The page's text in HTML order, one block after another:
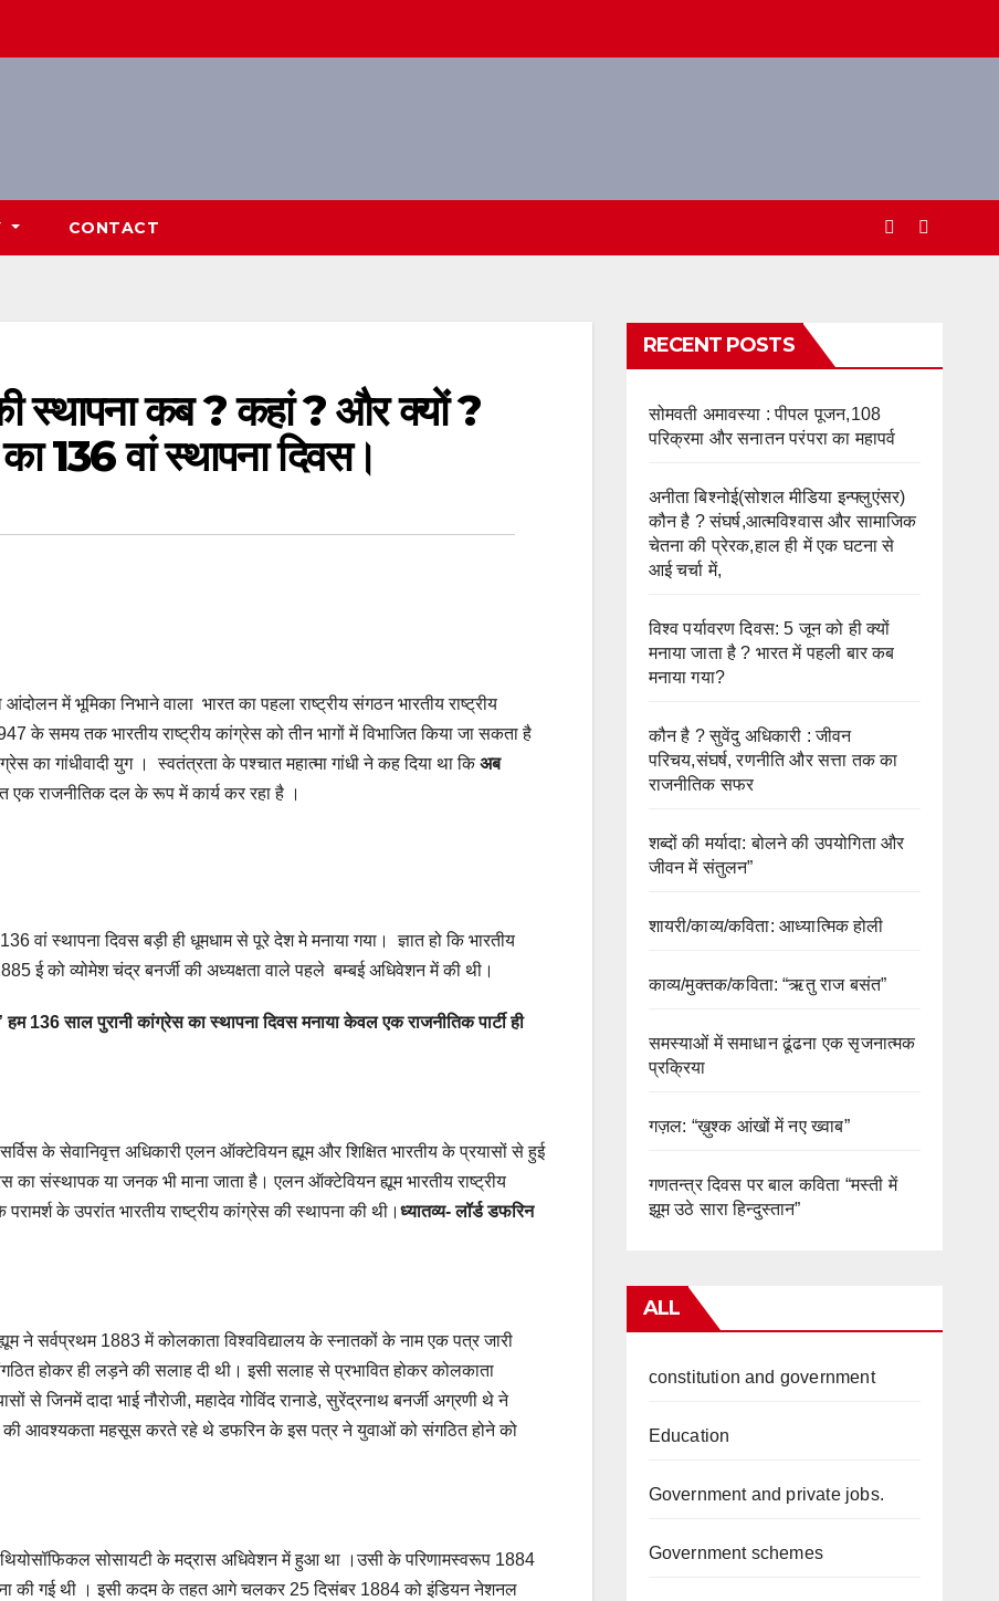
CONTACT
स्थापना कब ? कहां ? और क्यों ?
136 वां स्थापना दिवस।
में भूमिका निभाने वाला भारत का पहला राष्ट्रीय संगठन भारतीय राष्ट्रीय
के समय तक भारतीय राष्ट्रीय कांग्रेस को तीन भागों में विभाजित किया जा सकता है
का गांधीवादी युग । स्वतंत्रता के पश्चात महात्मा गांधी ने कह दिया था किअब
एक राजनीतिक दल के रूप में कार्य कर रहा है ।
वां स्थापना दिवस बड़ी ही धूमधाम से पूरे देश मे मनाया गया। ज्ञात हो कि भारतीय
ई को व्योमेश चंद्र बनर्जी की अध्यक्षता वाले पहले बम्बई अधिवेशन में की थी।
136 साल पुरानी कांग्रेस का स्थापना दिवस मनाया केवल एक राजनीतिक पार्टी ही
के सेवानिवृत्त अधिकारी एलन ऑक्टेवियन ह्यूम और शिक्षित भारतीय के प्रयासों से हुई
का संस्थापक या जनक भी माना जाता है। एलन ऑक्टेवियन ह्यूम भारतीय राष्ट्रीय
के उपरांत भारतीय राष्ट्रीय कांग्रेस की स्थापना की थी। ध्यातव्य- लॉर्ड डफरिन
ने सर्वप्रथम 1883 में कोलकाता विश्वविद्यालय के स्नातकों के नाम एक पत्र जारी
होकर ही लड़ने की सलाह दी थी। इसी सलाह से प्रभावित होकर कोलकाता
से जिनमें दादा भाई नौरोजी, महादेव गोविंद रानाडे, सुरेंद्रनाथ बनर्जी अग्रणी थे ने
की आवश्यकता महसूस करते रहे थे डफरिन के इस पत्र ने युवाओं को संगठित होने को
सोसायटी के मद्रास अधिवेशन में हुआ था ।उसी के परिणामस्वरूप 1884
की गई थी । इसी कदम के तहत आगे चलकर 25 दिसंबर 1884 को इंडियन नेशनल
RECENT POSTS
सोमवती अमावस्या : पीपल पूजन,108
परिक्रमा और सनातन परंपरा का महापर्व
अनीता बिश्नोई(सोशल मीडिया इन्फ्लुएंसर)
कौन है ? संघर्ष,आत्मविश्वास और सामाजिक
चेतना की प्रेरक,हाल ही में एक घटना से
आई चर्चा में,
विश्व पर्यावरण दिवस: 5 जून को ही क्यों
मनाया जाता है ? भारत में पहली बार कब
मनाया गया?
कौन है ? सुवेंदु अधिकारी : जीवन
परिचय,संघर्ष, रणनीति और सत्ता तक का
राजनीतिक सफर
शब्दों की मर्यादा: बोलने की उपयोगिता और
जीवन में संतुलन”
शायरी/काव्य/कविता: आध्यात्मिक होली
काव्य/मुक्तक/कविता: “ऋतु राज बसंत”
समस्याओं में समाधान ढूंढना एक सृजनात्मक
प्रक्रिया
गज़ल: “ख़ुश्क आंखों में नए ख्वाब”
गणतन्त्र दिवस पर बाल कविता “मस्ती में
झूम उठे सारा हिन्दुस्तान”
ALL
constitution and government
Education
Government and private jobs.
Government schemes